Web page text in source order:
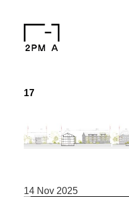
17
14 Nov 2025